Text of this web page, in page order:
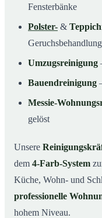
Fensterbänke
Polster- &
Umzugsreinigung
Bauendreinigung
Messie-
gelöst
Unsere
dem 4-Farb-System
Küche, Wohn- und
professionelle
hohem Niveau.